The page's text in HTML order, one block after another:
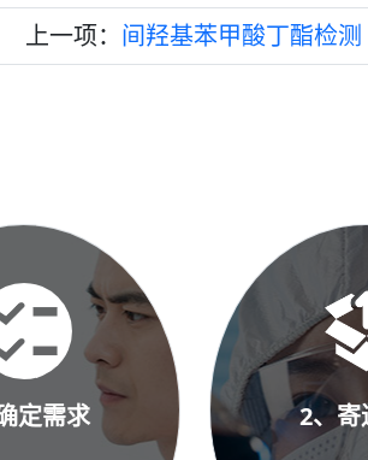
上一项： 间羟基苯甲酸丁酯检测
定需求 2、寄